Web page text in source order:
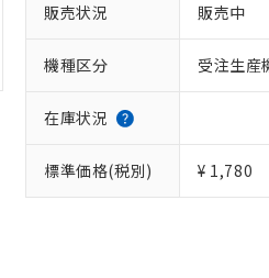
販売状況 販売中
機種区分 受注生産
在庫状況
標準価格(税別) ¥ 1,780